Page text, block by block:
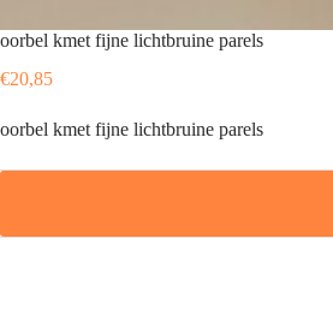
oorbel kmet fijne lichtbruine parels
€20,85
oorbel kmet fijne lichtbruine parels